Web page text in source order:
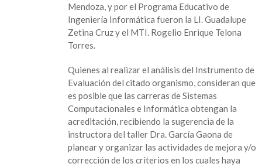
Mendoza, y por el Programa Educativo de
Ingeniería Informática fueron la LI. Guadalupe
Zetina Cruz y el MTI. Rogelio Enrique Telona
Torres.
Quienes al realizar el análisis del Instrumento de
Evaluación del citado organismo, consideran que
es posible que las carreras de Sistemas
Computacionales e Informática obtengan la
acreditación, recibiendo la sugerencia de la
instructora del taller Dra. García Gaona de
planear y organizar las actividades de mejora y/o
corrección de los criterios en los cuales haya